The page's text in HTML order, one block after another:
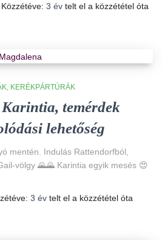
Közzétéve: 3 év telt el a közzététel óta
KERÉKPÁRTÚRÁK
temérdek
lehetőség
mentén. Indulás Rattendorfból,
völgy 🌄🌄 Karintia egyik mesés 😍
3 év telt el a közzététel óta